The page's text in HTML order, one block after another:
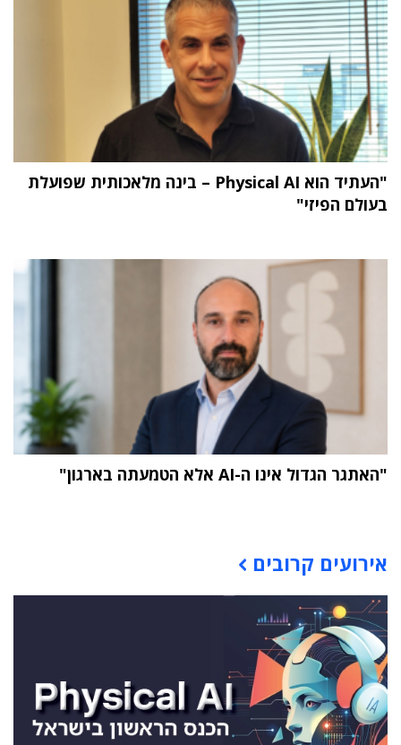
"העתיד הוא Physical AI – בינה מלאכותית שפועלת
בעולם הפיזי"
"האתגר הגדול אינו ה-AI אלא הטמעתה בארגון"
אירועים קרובים